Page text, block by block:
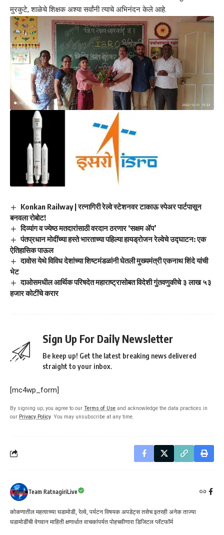
मुरकुटे, शाळेचे शिक्षक अश्या सर्वांनी त्याचे अभिनंदन केले आहे.
Konkan Railway | रत्नागिरी रेल्वे स्टेशनवर टाकाऊ स्पेअर पार्टपासून
बनवला रोबोट!
दिव्यांग व ज्येष्ठ मतदारांसाठी वरदान ठरणार ‘सक्षम ॲप’
पंतप्रधान मोदींच्या हस्ते भारताच्या पहिल्या हायड्रोजन रेल्वेचे उद्घाटन: एक
ऐतिहासिक पाऊल
दावोस येथे विविध देशांच्या शिष्टमंडळांनी घेतली मुख्यमंत्री एकनाथ शिंदे यांची
भेट
दाओसमधील आर्थिक परिषदेत महाराष्ट्रासोबत विदेशी गुंतवणुकीचे ३ लाख ५३
हजार कोटींचे करार
Sign Up For Daily Newsletter
Be keep up! Get the latest breaking news delivered
straight to your inbox.
[mc4wp_form]
By signing up, you agree to our Terms of Use and acknowledge the data practices in
our Privacy Policy. You may unsubscribe at any time.
Team RatnagiriLive
कोकणातील महत्वाच्या घडामोडी, रेल्वे, पर्यटन विषयक अपडेट्स तसेच इतरही अनेक ताज्या
घडामोडींची वेगवान माहिती क्षणार्धात वाचकांपर्यत पोहचवीणारा डिजिटल प्लॅटफॉर्म